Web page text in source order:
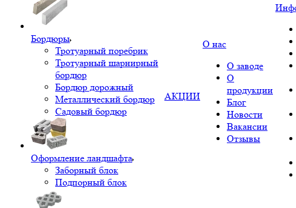
Бордюры
Тротуарный поребрик
Тротуарный шарнирный
бордюр
Бордюр дорожный
Металлический бордюр
Садовый бордюр
Оформление ландшафта
Заборный блок
Подпорный блок
АКЦИИ
О нас
О заводе
О
продукции
Блог
Новости
Вакансии
Отзывы